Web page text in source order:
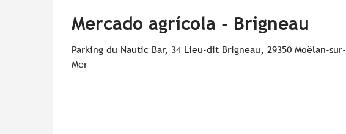
Mercado agrícola - Brigneau
Parking du Nautic Bar, 34 Lieu-dit Brigneau, 29350 Moëlan-sur-
Mer